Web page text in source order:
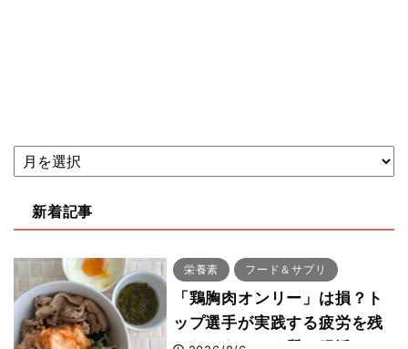
新着記事
栄養素 フード＆サプリ
「鶏胸肉オンリー」は損？ト
ップ選手が実践する疲労を残